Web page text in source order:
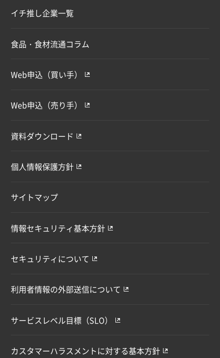
イチ推し企業一覧
食品・食材流通コラム
Web申込（買い手）
Web申込（売り手）
資料ダウンロード
個人情報保護方針
サイトマップ
情報セキュリティ基本方針
セキュリティについて
利用者情報の外部送信について
サービスレベル目標（SLO）
カスタマーハラスメントに対する基本方針